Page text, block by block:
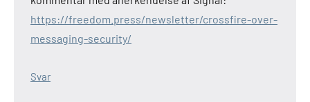
https://freedom.press/newsletter/crossfire-over-
messaging-security/
Svar